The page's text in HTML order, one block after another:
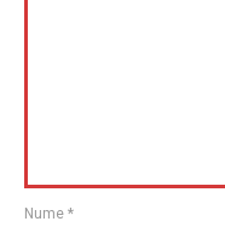
Nume *